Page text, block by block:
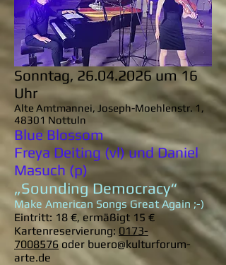
Sonntag, 26.04.2026um 16
Uhr
Alte Amtmannei, Joseph-Moehlenstr. 1,
48301 Nottuln
Blue Blossom
Freya Deiting (vl) und Daniel
Masuch (p)
„Sounding Democracy“
Make American Songs Great Again ;-)
Eintritt: 18 €, ermäßigt 15 €
Kartenreservierung: 0173-
7008576 oder buero@kulturforum-
arte.de